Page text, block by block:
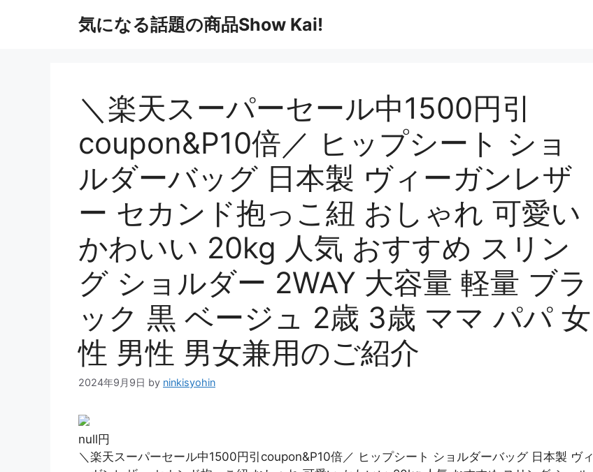
気になる話題の商品Show Kai!
＼楽天スーパーセール中1500円引
coupon&P10倍／ ヒップシート ショ
ルダーバッグ 日本製 ヴィーガンレザ
ー セカンド抱っこ紐 おしゃれ 可愛い
かわいい 20kg 人気 おすすめ スリン
グ ショルダー 2WAY 大容量 軽量 ブラ
ック 黒 ベージュ 2歳 3歳 ママ パパ 女
性 男性 男女兼用のご紹介
2024年9月9日 by ninkisyohin
null円
＼楽天スーパーセール中1500円引coupon&P10倍／ ヒップシート ショルダーバッグ 日本製 ヴィ